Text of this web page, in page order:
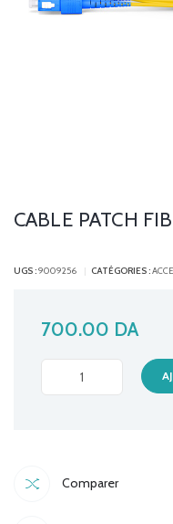
CABLE PATCH
UGS :9009256 CATÉGORIES :
700.00 DA
CABLE
PATCH
quantité
Comparer